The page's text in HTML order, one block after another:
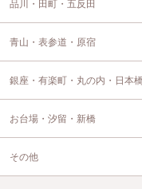
品川・田町・五反田
青山・表参道・原宿
銀座・有楽町・丸の内・日本
お台場・汐留・新橋
その他